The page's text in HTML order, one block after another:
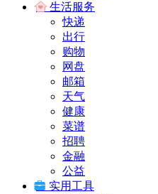
生活服务
快递
出行
购物
网盘
邮箱
天气
健康
菜谱
招聘
金融
公益
实用工具